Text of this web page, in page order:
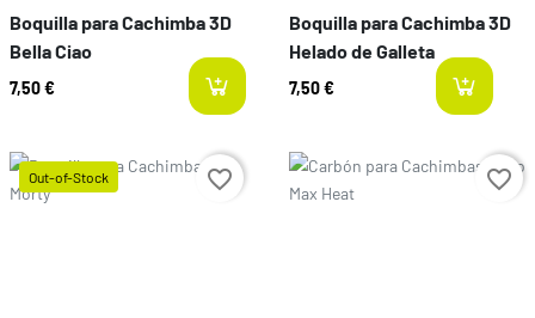
Boquilla para Cachimba 3D
Bella Ciao
7,50 €
Boquilla para Cachimba 3D
Helado de Galleta
7,50 €
Out-of-Stock
Preço
favorite_border Preço favorite_border